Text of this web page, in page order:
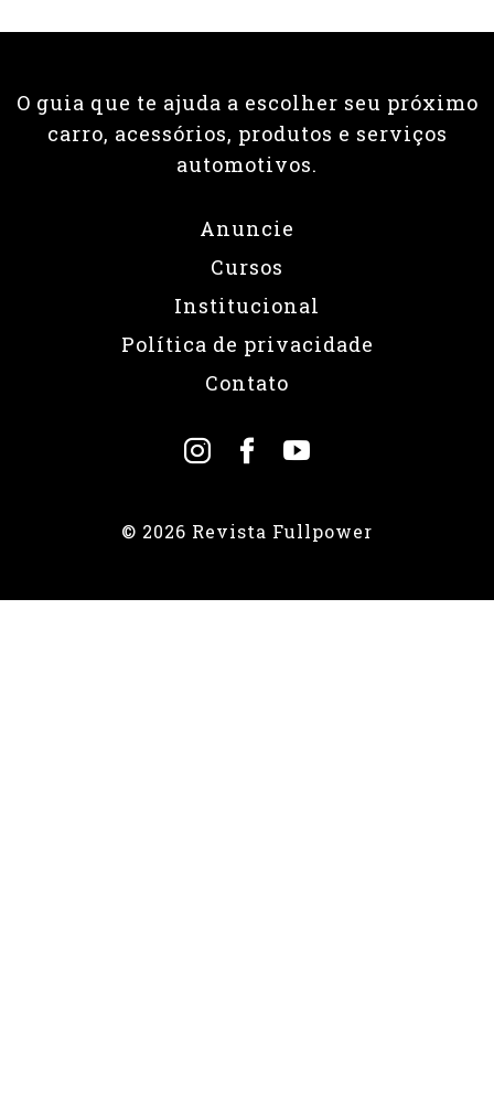
O guia que te ajuda a escolher seu próximo
carro, acessórios, produtos e serviços
automotivos.
Anuncie
Cursos
Institucional
Política de privacidade
Contato
© 2026 Revista Fullpower